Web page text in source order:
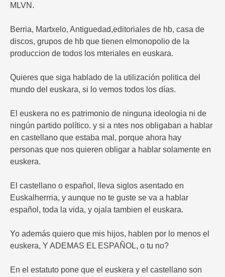
MLVN.
Berria, Martxelo, Antiguedad,editoriales de hb, casa de
discos, grupos de hb que tienen elmonopolio de la
produccion de todos los mteriales en euskara.
Quieres que siga hablado de la utilización politica del
mundo del euskara, si lo vemos todos los días.
El euskera no es patrimonio de ninguna ideologia ni de
ningún partido político. y si a ntes nos obligaban a hablar
en castellano que estaba mal, porque ahora hay
personas que nos quieren obligar a hablar solamente en
euskera.
El castellano o español, lleva siglos asentado en
Euskalherrria, y aunque no te guste se va a hablar
español, toda la vida, y ojala tambien el euskara.
Yo además quiero que mis hijos, hablen por lo menos el
euskera, Y ADEMAS EL ESPAÑOL, o tu no?
En el estatuto pone que el euskera y el castellano son